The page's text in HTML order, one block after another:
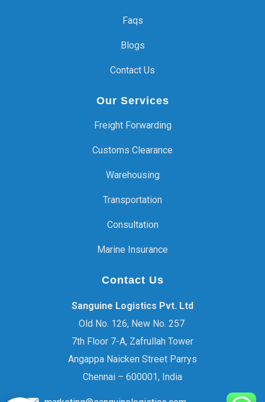
Faqs
Blogs
Contact Us
Our Services
Freight Forwarding
Customs Clearance
Warehousing
Transportation
Consultation
Marine Insurance
Contact Us
Sanguine Logistics Pvt. Ltd
Old No. 126, New No. 257
7th Floor 7-A, Zafrullah Tower
Angappa Naicken Street Parrys
Chennai – 600001, India